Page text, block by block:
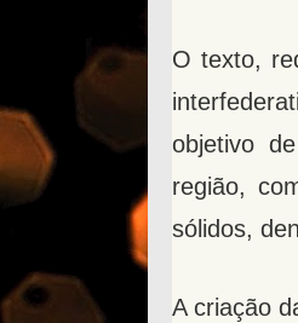
O texto,
objetivo
região,
sólidos,
A criação